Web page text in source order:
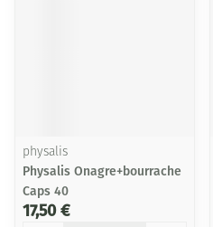
physalis
Physalis Onagre+bourrache
Caps 40
17,50 €